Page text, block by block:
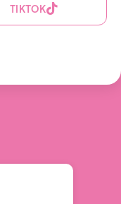
TIKTOK